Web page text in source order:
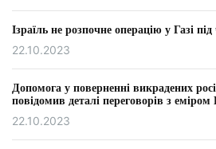
Ізраїль не розпочне операцію у Газі
22.10.2023
Допомога у поверненні викрадених
повідомив деталі переговорів з еміром
22.10.2023